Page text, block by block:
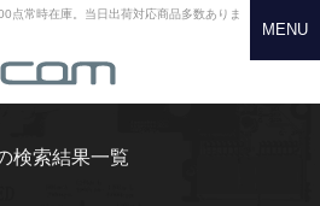
点常時在庫。当日出荷対応商品多数ありま
MENU
検索結果一覧